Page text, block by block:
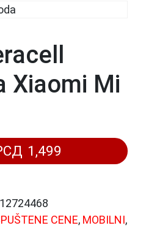
Xiaomi Mi
1,499
CENE, MOBILNI,